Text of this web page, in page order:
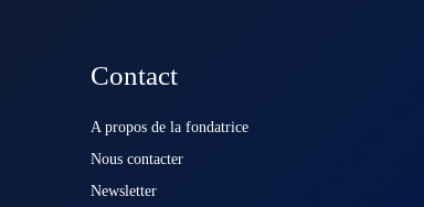
Contact
A propos de la fondatrice
Nous contacter
Newsletter